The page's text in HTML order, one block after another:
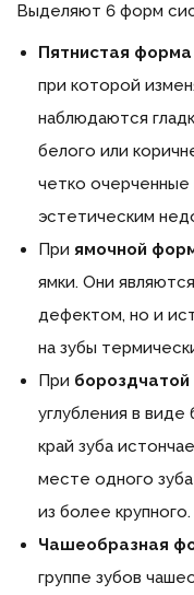
Выделяют 6 форм
Пятнистая форма
при которой
наблюдаются
белого или
четко очерченные
эстетическим
При ямочной
ямки. Они
дефектом, но и
на зубы
При
углубления в
край зуба
месте одного
из более крупного.
Чашеобразная
группе зубов